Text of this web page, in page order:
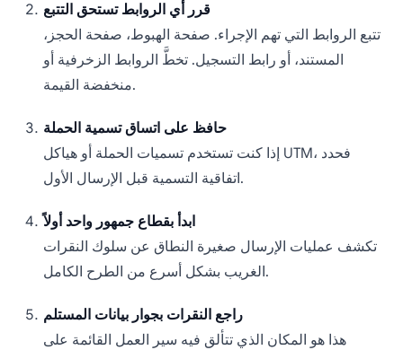
قرر أي الروابط تستحق التتبع
تتبع الروابط التي تهم الإجراء. صفحة الهبوط، صفحة الحجز،
المستند، أو رابط التسجيل. تخطَّ الروابط الزخرفية أو
منخفضة القيمة.
حافظ على اتساق تسمية الحملة
إذا كنت تستخدم تسميات الحملة أو هياكل UTM، فحدد
اتفاقية التسمية قبل الإرسال الأول.
ابدأ بقطاع جمهور واحد أولاً
تكشف عمليات الإرسال صغيرة النطاق عن سلوك النقرات
الغريب بشكل أسرع من الطرح الكامل.
راجع النقرات بجوار بيانات المستلم
هذا هو المكان الذي تتألق فيه سير العمل القائمة على